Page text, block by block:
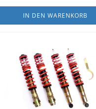
IN DEN WARENKORB